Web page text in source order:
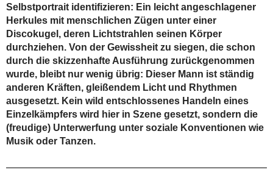
Selbstportrait identifizieren: Ein leicht angeschlagener
Herkules mit menschlichen Zügen unter einer
Discokugel, deren Lichtstrahlen seinen Körper
durchziehen. Von der Gewissheit zu siegen, die schon
durch die skizzenhafte Ausführung zurückgenommen
wurde, bleibt nur wenig übrig: Dieser Mann ist ständig
anderen Kräften, gleißendem Licht und Rhythmen
ausgesetzt. Kein wild entschlossenes Handeln eines
Einzelkämpfers wird hier in Szene gesetzt, sondern die
(freudige) Unterwerfung unter soziale Konventionen wie
Musik oder Tanzen.